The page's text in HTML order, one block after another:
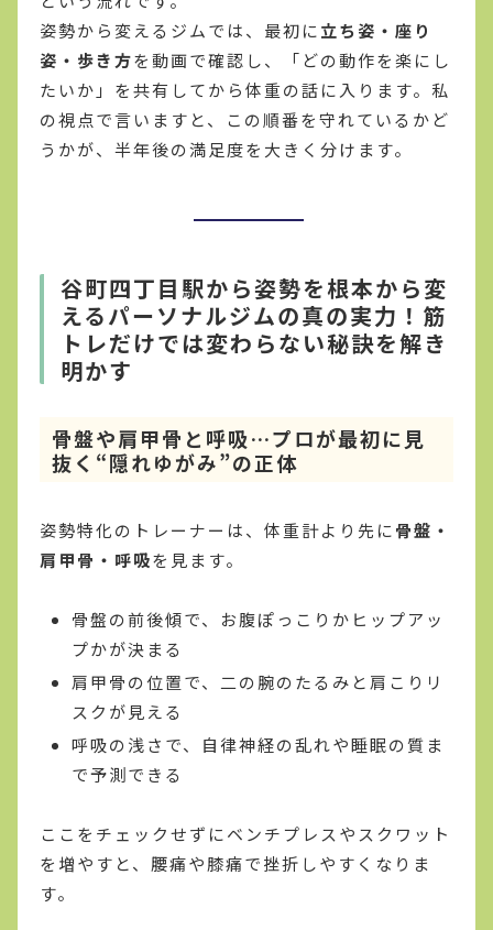
姿勢から変えるジムでは、最初に立ち姿・座り
姿・歩き方を動画で確認し、「どの動作を楽にし
たいか」を共有してから体重の話に入ります。私
の視点で言いますと、この順番を守れているかど
うかが、半年後の満足度を大きく分けます。
谷町四丁目駅から姿勢を根本から変
えるパーソナルジムの真の実力！筋
トレだけでは変わらない秘訣を解き
明かす
骨盤や肩甲骨と呼吸…プロが最初に見
抜く“隠れゆがみ”の正体
姿勢特化のトレーナーは、体重計より先に骨盤・
肩甲骨・呼吸を見ます。
骨盤の前後傾で、お腹ぽっこりかヒップアッ
プかが決まる
肩甲骨の位置で、二の腕のたるみと肩こりリ
スクが見える
呼吸の浅さで、自律神経の乱れや睡眠の質ま
で予測できる
ここをチェックせずにベンチプレスやスクワット
を増やすと、腰痛や膝痛で挫折しやすくなりま
す。